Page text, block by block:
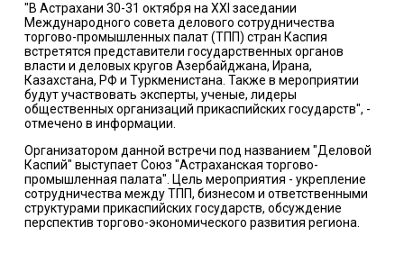
"В Астрахани 30-31 октября на XXI заседании
Международного совета делового сотрудничества
торгово-промышленных палат (ТПП) стран Каспия
встретятся представители государственных органов
власти и деловых кругов Азербайджана, Ирана,
Казахстана, РФ и Туркменистана. Также в мероприятии
будут участвовать эксперты, ученые, лидеры
общественных организаций прикаспийских государств", -
отмечено в информации.
Организатором данной встречи под названием "Деловой
Каспий" выступает Союз "Астраханская торгово-
промышленная палата". Цель мероприятия - укрепление
сотрудничества между ТПП, бизнесом и ответственными
структурами прикаспийских государств, обсуждение
перспектив торгово-экономического развития региона.